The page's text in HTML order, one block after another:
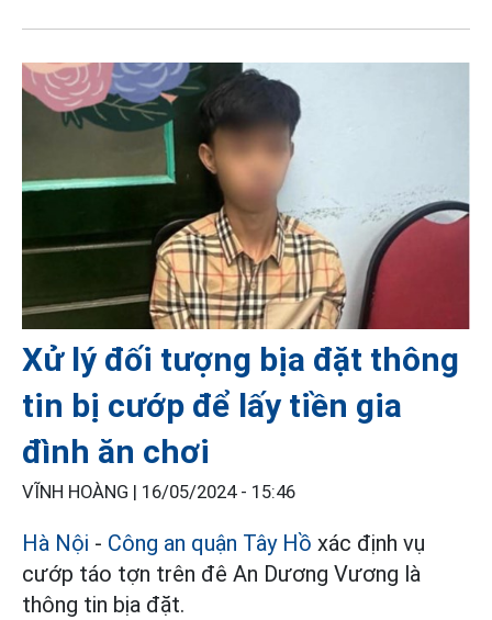
Xử lý đối tượng bịa đặt thông
tin bị cướp để lấy tiền gia
đình ăn chơi
VĨNH HOÀNG | 16/05/2024 - 15:46
Hà Nội - Công an quận Tây Hồ xác định vụ
cướp táo tợn trên đê An Dương Vương là
thông tin bịa đặt.